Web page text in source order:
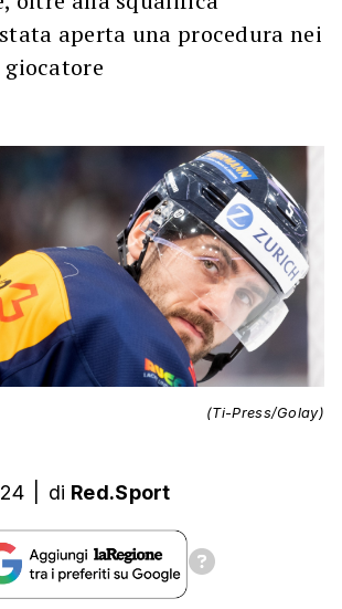
aperta una procedura nei
(Ti-Press/Golay)
di Red.Sport